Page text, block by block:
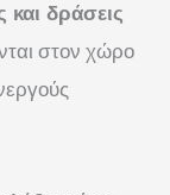
και δράσεις
στον χώρο